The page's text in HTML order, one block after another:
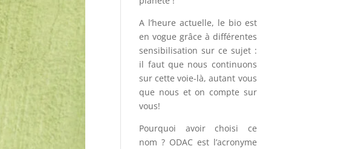
A l’heure actuelle, le bio est
en vogue grâce à différentes
sensibilisation sur ce sujet :
il faut que nous continuons
sur cette voie-là, autant vous
que nous et on compte sur
vous!
Pourquoi avoir choisi ce
nom ? ODAC est l’acronyme